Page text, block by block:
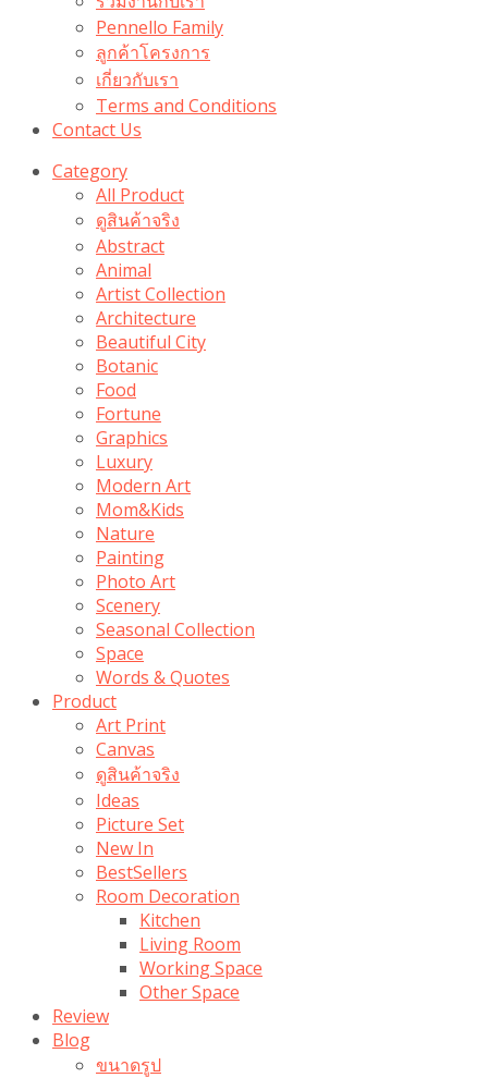
Pennello Family
ลูกค้าโครงการ
เกี่ยวกับเรา
Terms and Conditions
Contact Us
Category
All Product
ดูสินค้าจริง
Abstract
Animal
Artist Collection
Architecture
Beautiful City
Botanic
Food
Fortune
Graphics
Luxury
Modern Art
Mom&Kids
Nature
Painting
Photo Art
Scenery
Seasonal Collection
Space
Words & Quotes
Product
Art Print
Canvas
ดูสินค้าจริง
Ideas
Picture Set
New In
BestSellers
Room Decoration
Kitchen
Living Room
Working Space
Other Space
Review
Blog
ขนาดรูป